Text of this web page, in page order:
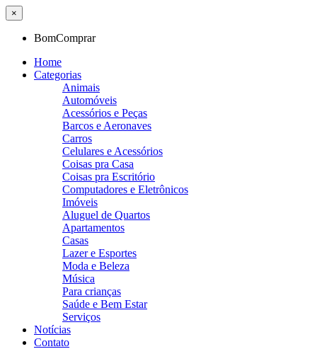
×
BomComprar
Home
Categorias
Animais
Automóveis
Acessórios e Peças
Barcos e Aeronaves
Carros
Celulares e Acessórios
Coisas pra Casa
Coisas pra Escritório
Computadores e Eletrônicos
Imóveis
Aluguel de Quartos
Apartamentos
Casas
Lazer e Esportes
Moda e Beleza
Música
Para crianças
Saúde e Bem Estar
Serviços
Notícias
Contato